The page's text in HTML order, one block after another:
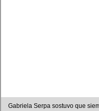
Gabriela Serpa sostuvo que